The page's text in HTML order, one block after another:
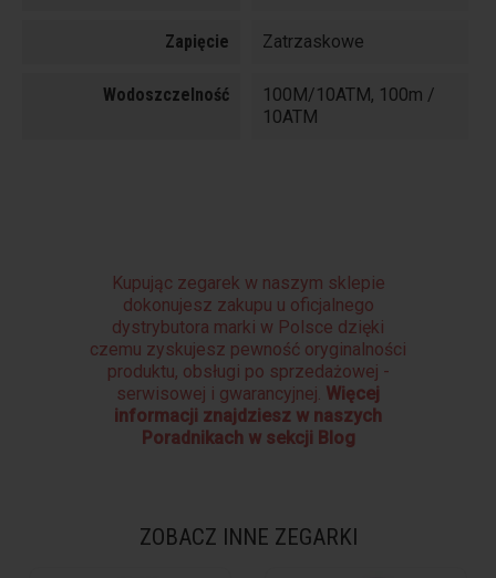
Zapięcie Zatrzaskowe
Wodoszczelność
100M/10ATM, 100m /
10ATM
Kupując zegarek w naszym sklepie
dokonujesz zakupu u oficjalnego
dystrybutora marki w Polsce dzięki
czemu zyskujesz pewność oryginalności
produktu, obsługi po sprzedażowej -
serwisowej i gwarancyjnej. Więcej
informacji znajdziesz w naszych
Poradnikach w sekcji Blog
ZOBACZ INNE ZEGARKI